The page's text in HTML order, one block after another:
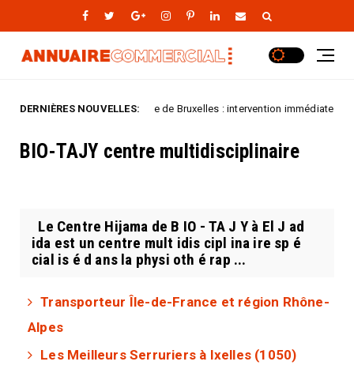
DERNIÈRES NOUVELLES:
Serrurier Centre de Bruxelles : intervention immédiate
BIO-TAJY centre multidisciplinaire
Le Centre Hijama de B IO - TA J Y à El J ad
ida est un centre mult idis cipl ina ire sp é
cial is é d ans la physi oth é rap ...
Transporteur Île-de-France et région Rhône-
Alpes
Les Meilleurs Serruriers à Ixelles (1050)